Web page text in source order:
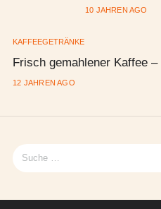
10 JAHREN AGO
KAFFEEGETRÄNKE
Frisch gemahlener Kaffee
12 JAHREN AGO
Suche
nach: